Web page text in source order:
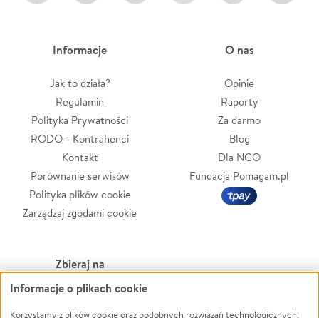
Informacje
Jak to działa?
Regulamin
Polityka Prywatności
RODO - Kontrahenci
Kontakt
Porównanie serwisów
Polityka plików cookie
Zarządzaj zgodami cookie
O nas
Opinie
Raporty
Za darmo
Blog
Dla NGO
Fundacja Pomagam.pl
Zbieraj na
Leczenie
Informacje o plikach cookie
Korzystamy z plików cookie oraz podobnych rozwiązań technologicznych,